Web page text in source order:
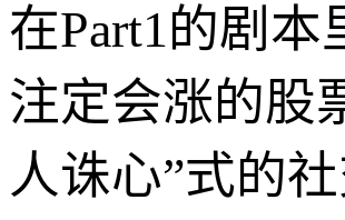
在Part1的剧
注定会涨的股
人诛心”式的